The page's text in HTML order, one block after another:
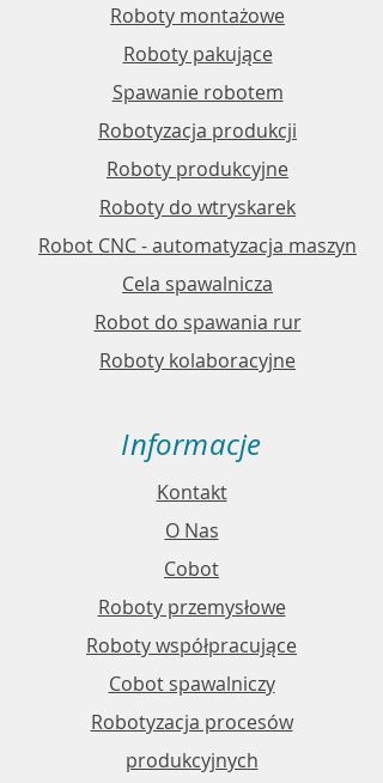
Roboty montażowe​​
Roboty pakujące
Spawanie robotem
Robotyzacja produkcji
Roboty produkcyjne
Roboty do wtryskarek
Robot CNC - automatyzacja maszyn
Cela spawalnicza
Robot do spawania rur
Roboty kolaboracyjne
Informacje
Kontakt
O Nas
Cobot
Roboty przemysłowe
Roboty współpracujące
Cobot spawalniczy
Robotyzacja procesów
produkcyjnych